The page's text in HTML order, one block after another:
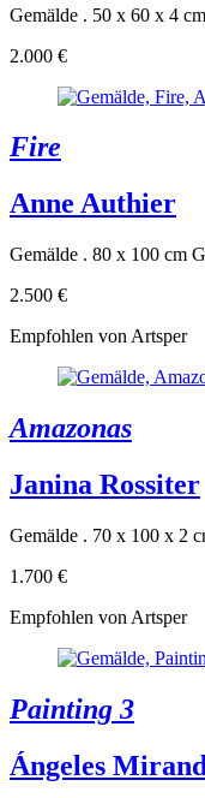
Gemälde . 50 x 60 x 4 cm
2.000 €
Fire
Anne Authier
Gemälde . 80 x 100 cm
2.500 €
Empfohlen von Artsper
Amazonas
Janina Rossiter
Gemälde . 70 x 100 x 2
1.700 €
Empfohlen von Artsper
Painting 3
Ángeles